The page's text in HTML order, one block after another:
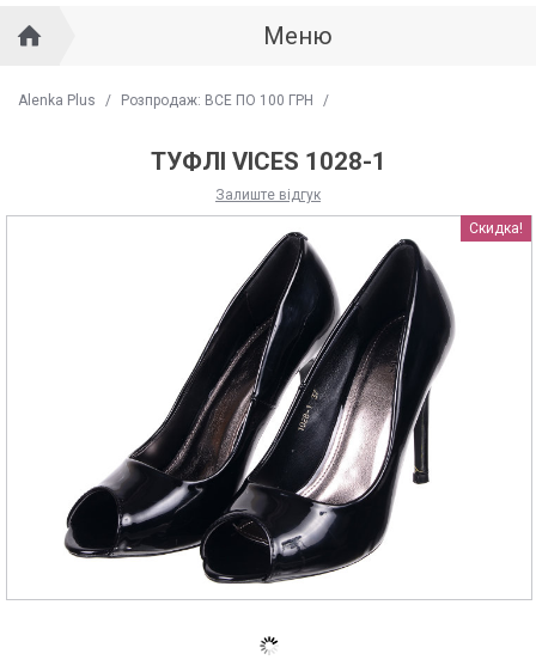
Меню
Alenka Plus / Розпродаж: ВСЕ ПО 100 ГРН /
ТУФЛІ VICES 1028-1
Залиште відгук
Скидка!